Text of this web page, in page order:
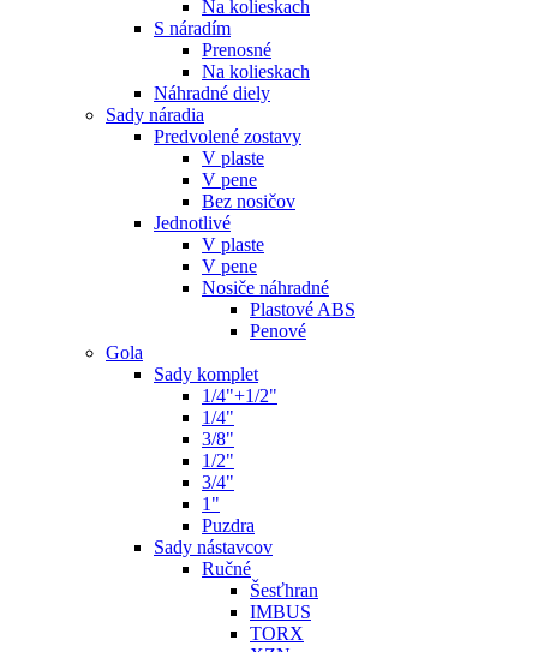
Na kolieskach
S náradím
Prenosné
Na kolieskach
Náhradné diely
Sady náradia
Predvolené zostavy
V plaste
V pene
Bez nosičov
Jednotlivé
V plaste
V pene
Nosiče náhradné
Plastové ABS
Penové
Gola
Sady komplet
1/4"+1/2"
1/4"
3/8"
1/2"
3/4"
1"
Puzdra
Sady nástavcov
Ručné
Šesťhran
IMBUS
TORX